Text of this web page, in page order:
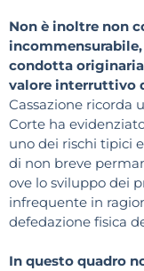
Non è inoltre non
condotta
valore interruttivo
Cassazione ricorda
Corte ha
uno dei rischi tipici
di non breve
ove lo sviluppo dei
infrequente in
defedazione fisica
In questo quadro